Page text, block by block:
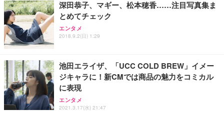
深田恭子、マギー、松本穂香……注目写真集ま
とめてチェック
エンタメ
2018.9.2(日) 1:29
池田エライザ、「UCC COLD BREW」イメー
ジキャラに！新CMでは商品の魅力をコミカル
に表現
エンタメ
2021.3.17(水) 21:47